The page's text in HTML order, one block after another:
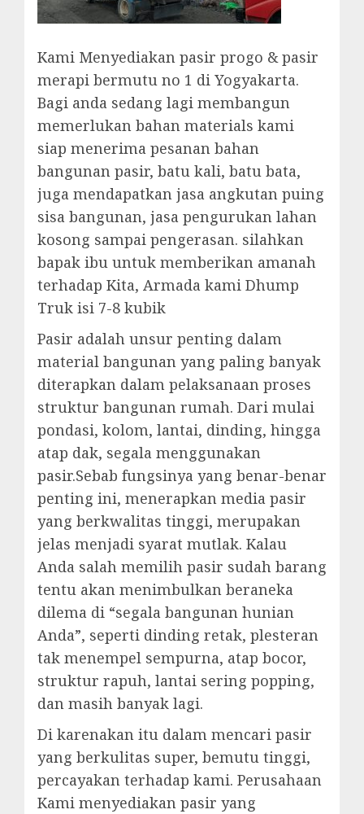
Kami Menyediakan pasir progo & pasir
merapi bermutu no 1 di Yogyakarta.
Bagi anda sedang lagi membangun
memerlukan bahan materials kami
siap menerima pesanan bahan
bangunan pasir, batu kali, batu bata,
juga mendapatkan jasa angkutan puing
sisa bangunan, jasa pengurukan lahan
kosong sampai pengerasan. silahkan
bapak ibu untuk memberikan amanah
terhadap Kita, Armada kami Dhump
Truk isi 7-8 kubik
Pasir adalah unsur penting dalam
material bangunan yang paling banyak
diterapkan dalam pelaksanaan proses
struktur bangunan rumah. Dari mulai
pondasi, kolom, lantai, dinding, hingga
atap dak, segala menggunakan
pasir.Sebab fungsinya yang benar-benar
penting ini, menerapkan media pasir
yang berkwalitas tinggi, merupakan
jelas menjadi syarat mutlak. Kalau
Anda salah memilih pasir sudah barang
tentu akan menimbulkan beraneka
dilema di “segala bangunan hunian
Anda”, seperti dinding retak, plesteran
tak menempel sempurna, atap bocor,
struktur rapuh, lantai sering popping,
dan masih banyak lagi.
Di karenakan itu dalam mencari pasir
yang berkulitas super, bemutu tinggi,
percayakan terhadap kami. Perusahaan
Kami menyediakan pasir yang